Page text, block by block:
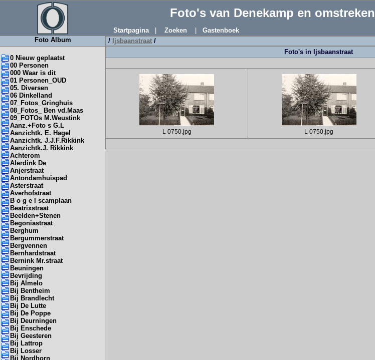
Foto's van Denekamp en omstreken
Startpagina| Zoeken Gastenboek
Foto Album
0 Nieuw geplaatst
00 Personen
000 Waar is dit
01 Personen_OUD
05. Diversen
06 Dinkelland
07_Fotos_Gringhuis
08_Fotos_ Ben vd.Maas
09_FOTOs M.Weustink
Aanz.+Foto s G.L
Aanzichtk. E. Hagel
Aanzichtk. J.J.F.Rikkink
Aanzichtk.J. Rikkink
Achterom
Alerdink De
Anjerstraat
Antondamhuispad
Asterstraat
Averhofstraat
B o g e l scamplaan
Beatrixstraat
Beelden+Stenen
Begoniastraat
Berghum
Bergummerstraat
Bergvennen
Bernhardstraat
Bernink Mr.straat
Beuningen
Bevrijding
Bij Almelo
Bij Bentheim
Bij Brandlecht
Bij De Lutte
Bij De Poppe
Bij Deurningen
Bij Enschede
Bij Geesteren
Bij Lattrop
Bij Losser
Bij Nordhorn
/ Ijsbaanstraat /
Foto's in Ijsbaanstraat
L 0750.jpg
L 0750.jpg